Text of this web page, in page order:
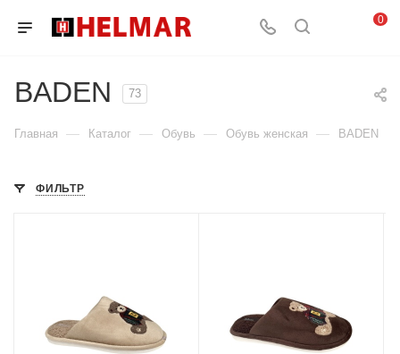
0
BADEN 73
Главная — Каталог — Обувь — Обувь женская — BADEN
ФИЛЬТР